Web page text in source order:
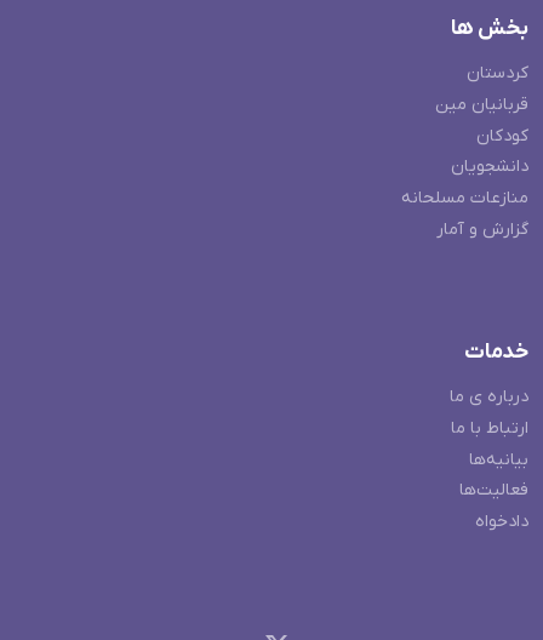
بخش ها
کردستان
قربانیان مین
کودکان
دانشجویان
منازعات مسلحانه
گزارش و آمار
خدمات
درباره ی ما
ارتباط با ما
بیانیه‌ها
فعالیت‌ها
دادخواه